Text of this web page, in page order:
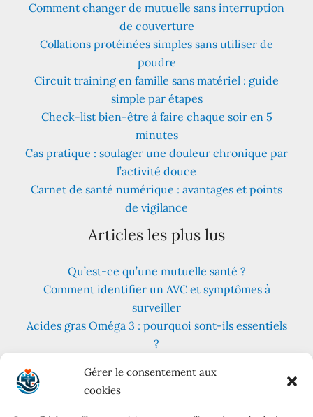
Gérer le consentement aux
cookies
Comment changer de mutuelle sans interruption
de couverture
Collations protéinées simples sans utiliser de
poudre
Circuit training en famille sans matériel : guide
simple par étapes
Check-list bien-être à faire chaque soir en 5
minutes
Cas pratique : soulager une douleur chronique par
l’activité douce
Carnet de santé numérique : avantages et points
de vigilance
Articles les plus lus
Qu’est-ce qu’une mutuelle santé ?
Comment identifier un AVC et symptômes à
surveiller
Acides gras Oméga 3 : pourquoi sont-ils essentiels
?
quotidien ?
Les meilleures plantes pour lutter contre le stress